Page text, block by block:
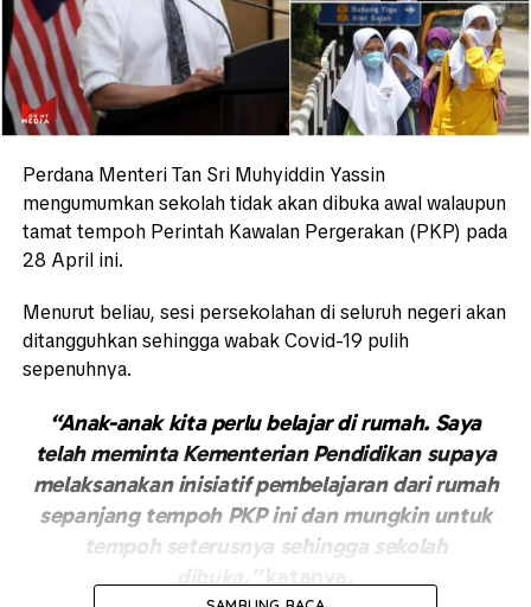
Perdana Menteri Tan Sri Muhyiddin Yassin
mengumumkan sekolah tidak akan dibuka awal walaupun
tamat tempoh Perintah Kawalan Pergerakan (PKP) pada
28 April ini.
Menurut beliau, sesi persekolahan di seluruh negeri akan
ditangguhkan sehingga wabak Covid-19 pulih
sepenuhnya.
“Anak-anak kita perlu belajar di rumah. Saya
telah meminta Kementerian Pendidikan supaya
melaksanakan inisiatif pembelajaran dari rumah
sepanjang tempoh PKP ini dan mungkin untuk
tempoh seterusnya sehingga sekolah